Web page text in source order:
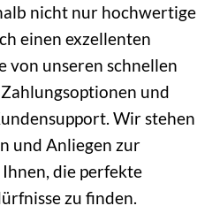
nicht nur hochwertige
einen exzellenten
von unseren schnellen
und
Wir stehen
und Anliegen zur
die perfekte
zu finden.